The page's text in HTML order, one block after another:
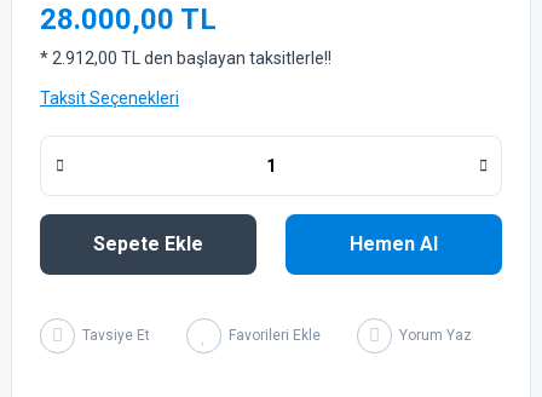
28.000,00 TL
* 2.912,00 TL den başlayan taksitlerle!!
Taksit Seçenekleri
Sepete Ekle Hemen Al
Tavsiye Et Yorum Yaz